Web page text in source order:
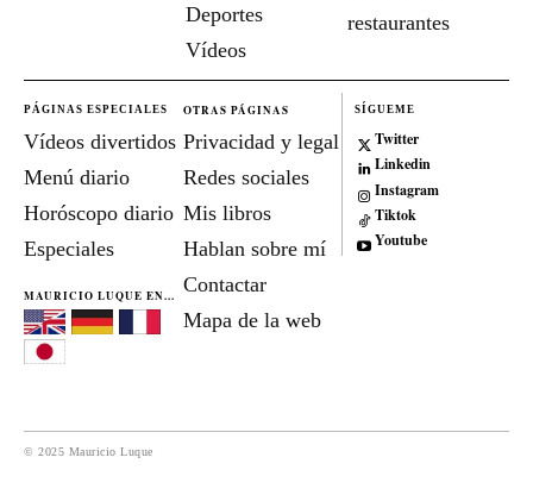
Deportes
Vídeos
restaurantes
PÁGINAS ESPECIALES
Vídeos divertidos
Menú diario
Horóscopo diario
Especiales
MAURICIO LUQUE EN...
OTRAS PÁGINAS
Privacidad y legal
Redes sociales
Mis libros
Hablan sobre mí
Contactar
Mapa de la web
SÍGUEME
Twitter
Linkedin
Instagram
Tiktok
Youtube
© 2025 Mauricio Luque